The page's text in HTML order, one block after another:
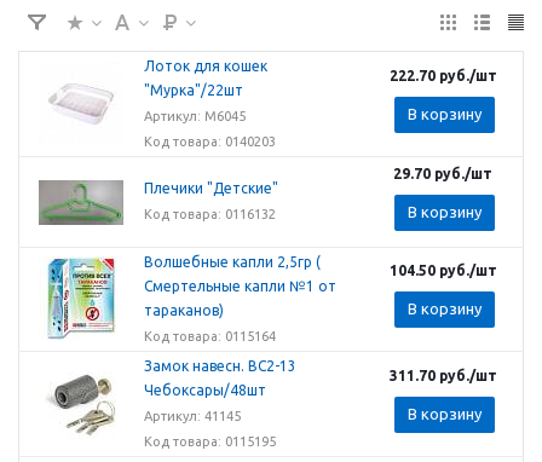
Лоток для кошек
"Мурка"/22шт
Артикул: М6045
Код товара: 0140203
222.70руб./шт
В корзину
Плечики "Детские"
Код товара: 0116132
29.70 руб./шт
В корзину
Волшебные капли 2,5гр (
Смертельные капли №1 от
тараканов)
Код товара: 0115164
104.50руб./шт
В корзину
Замок навесн. ВС2-13
Чебоксары/48шт
Артикул: 41145
Код товара: 0115195
311.70руб./шт
В корзину